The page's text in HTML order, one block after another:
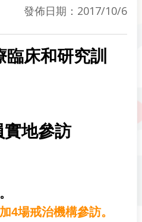
發佈日期：2017/10/6
臨床和研究訓
參訪
4場戒治機構參訪。